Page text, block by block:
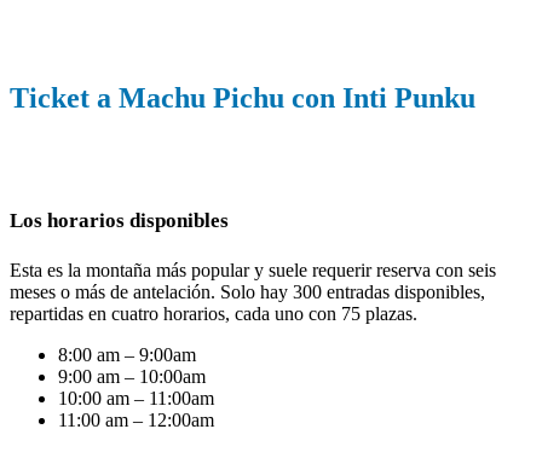
Ticket a Machu Pichu con Inti Punku
Los horarios disponibles
Esta es la montaña más popular y suele requerir reserva con seis
meses o más de antelación. Solo hay 300 entradas disponibles,
repartidas en cuatro horarios, cada uno con 75 plazas.
8:00 am – 9:00am
9:00 am – 10:00am
10:00 am – 11:00am
11:00 am – 12:00am